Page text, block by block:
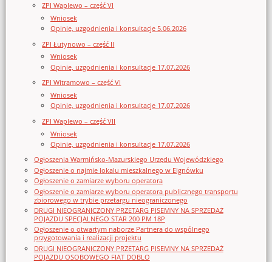
ZPI Waplewo – część VI
Wniosek
Opinie, uzgodnienia i konsultacje 5.06.2026
ZPI Łutynowo – część II
Wniosek
Opinie, uzgodnienia i konsultacje 17.07.2026
ZPI Witramowo – część VI
Wniosek
Opinie, uzgodnienia i konsultacje 17.07.2026
ZPI Waplewo – część VII
Wniosek
Opinie, uzgodnienia i konsultacje 17.07.2026
Ogłoszenia Warmińsko-Mazurskiego Urzędu Wojewódzkiego
Ogłoszenie o najmie lokalu mieszkalnego w Elgnówku
Ogłoszenie o zamiarze wyboru operatora
Ogłoszenie o zamiarze wyboru operatora publicznego transportu
zbiorowego w trybie przetargu nieograniczonego
DRUGI NIEOGRANICZONY PRZETARG PISEMNY NA SPRZEDAŻ
POJAZDU SPECJALNEGO STAR 200 PM 18P
Ogłoszenie o otwartym naborze Partnera do wspólnego
przygotowania i realizacji projektu
DRUGI NIEOGRANICZONY PRZETARG PISEMNY NA SPRZEDAŻ
POJAZDU OSOBOWEGO FIAT DOBLO